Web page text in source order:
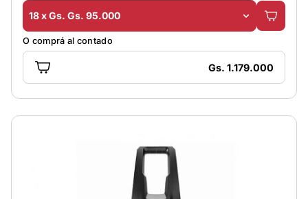
18 x Gs. Gs. 95.000
O comprá al contado
Gs. 1.179.000